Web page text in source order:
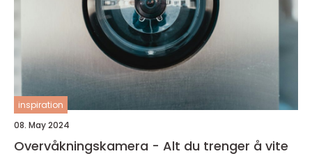
inspiration
08. May 2024
Overvåkningskamera - Alt du trenger å vite